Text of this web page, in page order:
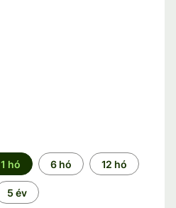
1 hó 6 hó 12 hó
5 év